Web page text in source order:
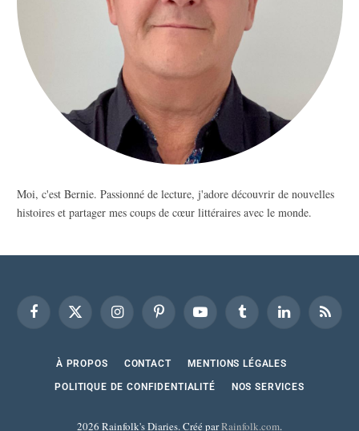
Moi, c'est Bernie. Passionné de lecture, j'adore découvrir de nouvelles
histoires et partager mes coups de cœur littéraires avec le monde.
FacebookX
InstagramPinterest YouTube Tumblr LinkedInRSS
À PROPOS CONTACT MENTIONS LÉGALES
POLITIQUE DE CONFIDENTIALITÉ NOS SERVICES
2026 Rainfolk's Diaries. Créé parRainfolk.com.